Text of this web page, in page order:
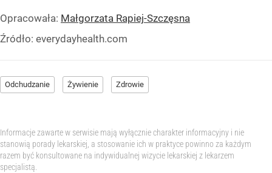
Opracowała: Małgorzata Rapiej-Szczęsna
Źródło: everydayhealth.com
Odchudzanie Żywienie Zdrowie
Informacje zawarte w serwisie mają wyłącznie charakter informacyjny i nie
stanowią porady lekarskiej, a stosowanie ich w praktyce powinno za każdym
razem być konsultowane na indywidualnej wizycie lekarskiej z lekarzem
specjalistą.